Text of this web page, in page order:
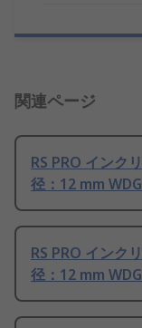
関連ページ
RS PRO インク
径：12 mm
RS PRO インク
径：12 mm